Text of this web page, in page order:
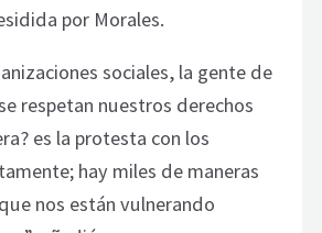
por Morales.
sociales, la gente de
respetan nuestros derechos
es la protesta con los
hay miles de maneras
nos están vulnerando